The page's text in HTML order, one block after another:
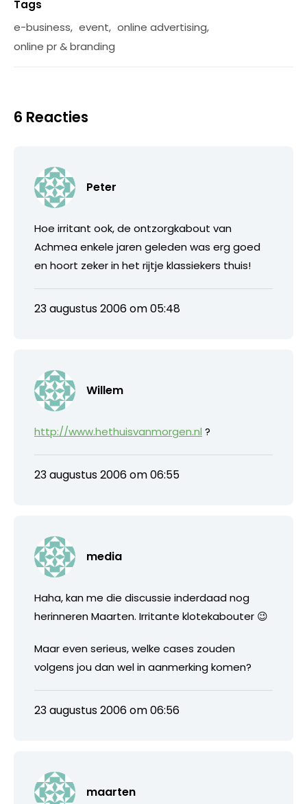
Tags
e-business, event, online advertising,
online pr & branding
6 Reacties
Peter
Hoe irritant ook, de ontzorgkabout van
Achmea enkele jaren geleden was erg goed
en hoort zeker in het rijtje klassiekers thuis!
23 augustus 2006 om 05:48
Willem
http://www.hethuisvanmorgen.nl ?
23 augustus 2006 om 06:55
media
Haha, kan me die discussie inderdaad nog
herinneren Maarten. Irritante klotekabouter 😉
Maar even serieus, welke cases zouden
volgens jou dan wel in aanmerking komen?
23 augustus 2006 om 06:56
maarten